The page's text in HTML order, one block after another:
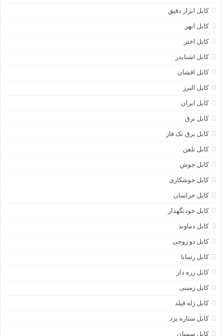
کابل ابزار دقیق
کابل ابهر
کابل اختر
کابل اشنایدر
کابل افشان
کابل البرز
کابل ایران
کابل برق
کابل برق تک فاز
کابل تلفن
کابل جوش
کابل جوشکاری
کابل خراسان
کابل خودنگهدار
کابل دماوند
کابل دو زوجی
کابل رسانا
کابل زره دار
کابل زمینی
کابل ژله فیلد
کابل ستاره یزد
کابل سمنان